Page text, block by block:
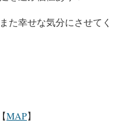
た幸せな気分にさせてく
MAP】